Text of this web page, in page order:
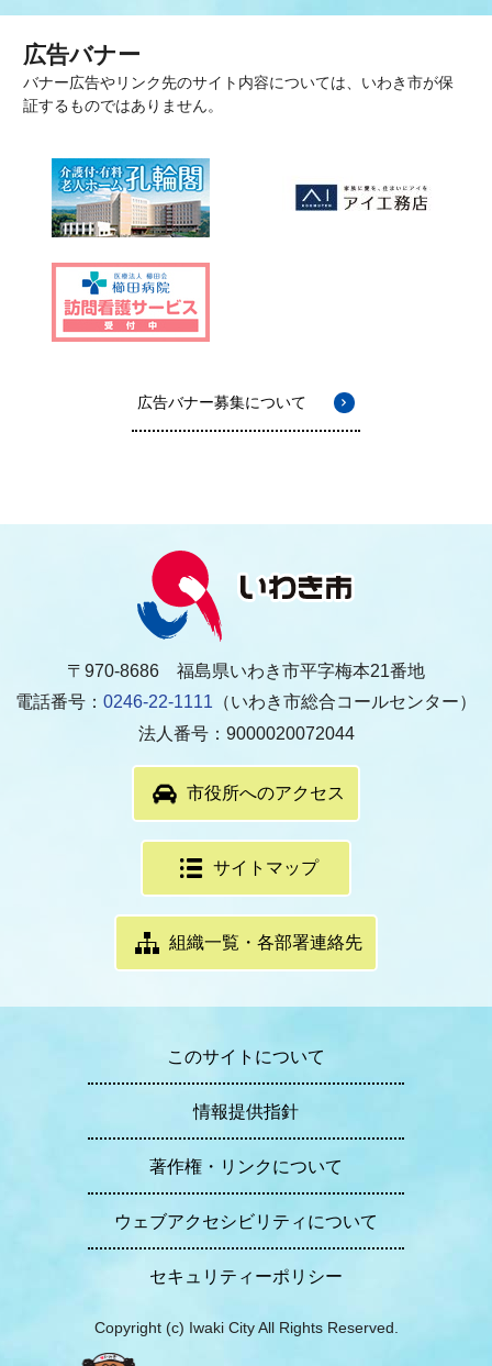
広告バナー
バナー広告やリンク先のサイト内容については、いわき市が保
証するものではありません。
広告バナー募集について
〒970-8686 福島県いわき市平字梅本21番地
電話番号： 0246-22-1111 （いわき市総合コールセンター）
法人番号：9000020072044
市役所へのアクセス
サイトマップ
組織一覧・各部署連絡先
このサイトについて
情報提供指針
著作権・リンクについて
ウェブアクセシビリティについて
セキュリティーポリシー
Copyright (c) Iwaki City All Rights Reserved.